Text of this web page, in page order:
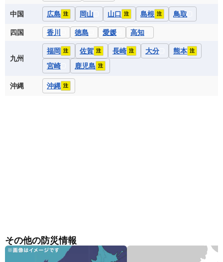
中国 広島 注 岡山 山口 注 島根 注 鳥取
四国 香川 徳島 愛媛 高知
九州
福岡 注 佐賀 注 長崎 注 大分 熊本 注
宮崎 鹿児島 注
沖縄 沖縄 注
その他の防災情報